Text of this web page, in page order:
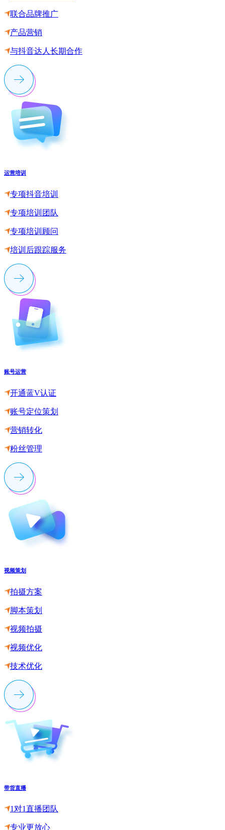
联合品牌推广
产品营销
与抖音达人长期合作
运营培训
专项抖音培训
专项培训团队
专项培训顾问
培训后跟踪服务
账号运营
开通蓝V认证
账号定位策划
营销转化
粉丝管理
视频策划
拍摄方案
脚本策划
视频拍摄
视频优化
技术优化
带货直播
1对1直播团队
专业更放心